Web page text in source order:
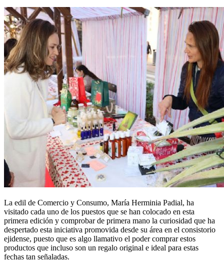
La edil de Comercio y Consumo, María Herminia Padial, ha
visitado cada uno de los puestos que se han colocado en esta
primera edición y comprobar de primera mano la curiosidad que ha
despertado esta iniciativa promovida desde su área en el consistorio
ejidense, puesto que es algo llamativo el poder comprar estos
productos que incluso son un regalo original e ideal para estas
fechas tan señaladas.